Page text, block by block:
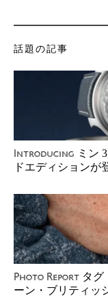
話題の記事
Introducing ミン
ドエディションが
Photo Report タグ
ーン・ブリティッ